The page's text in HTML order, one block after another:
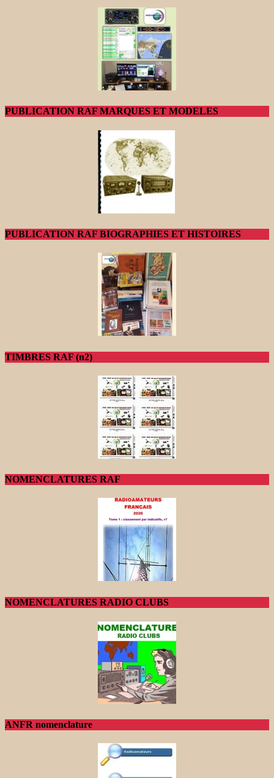
PUBLICATION RAF MARQUES ET MODELES
PUBLICATION RAF BIOGRAPHIES ET HISTOIRES
TIMBRES RAF (n2)
NOMENCLATURES RAF
NOMENCLATURES RADIO CLUBS
ANFR nomenclature